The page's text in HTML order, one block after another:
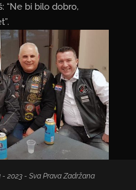
“Ne bi bilo dobro,
2023 - Sva Prava Zadržana